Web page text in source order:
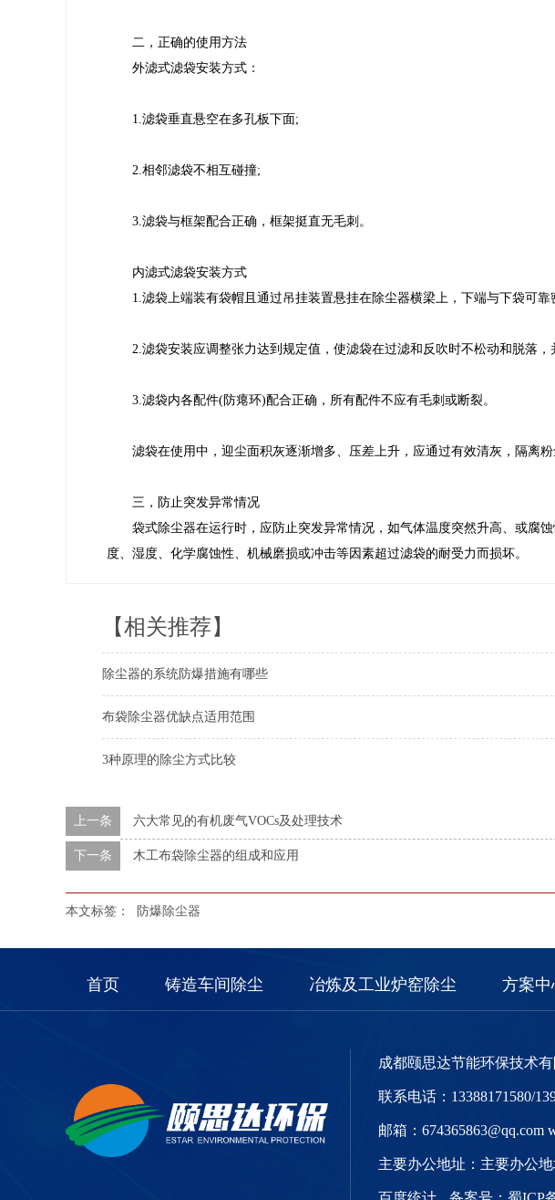
二，正确的使用方法
外滤式滤袋安装方式：
1.滤袋垂直悬空在多孔板下面;
2.相邻滤袋不相互碰撞;
3.滤袋与框架配合正确，框架挺直无毛刺。
内滤式滤袋安装方式
1.滤袋上端装有袋帽且通过吊挂装置悬挂在除尘器横梁上，下端与下袋可靠
2.滤袋安装应调整张力达到规定值，使滤袋在过滤和反吹时不松动和脱落
3.滤袋内各配件(防瘪环)配合正确，所有配件不应有毛刺或断裂。
滤袋在使用中，迎尘面积灰逐渐增多、压差上升，应通过有效清灰，隔离
三，防止突发异常情况
袋式除尘器在运行时，应防止突发异常情况，如气体温度突然升高、或腐
度、湿度、化学腐蚀性、机械磨损或冲击等因素超过滤袋的耐受力而损坏。
【相关推荐】
除尘器的系统防爆措施有哪些
布袋除尘器优缺点适用范围
3种原理的除尘方式比较
上一条 六大常见的有机废气VOCs及处理技术
下一条 木工布袋除尘器的组成和应用
本文标签： 防爆除尘器
首页 铸造车间除尘 冶炼及工业炉窑除尘 方案中
成都颐思达节能环保技术有
联系电话：13388171580/
邮箱：674365863@qq.com
主要办公地址：主要办公